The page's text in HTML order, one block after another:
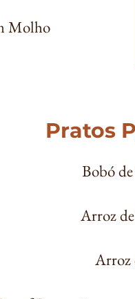
Molho
Pratos
Bobó
Arroz
Arroz